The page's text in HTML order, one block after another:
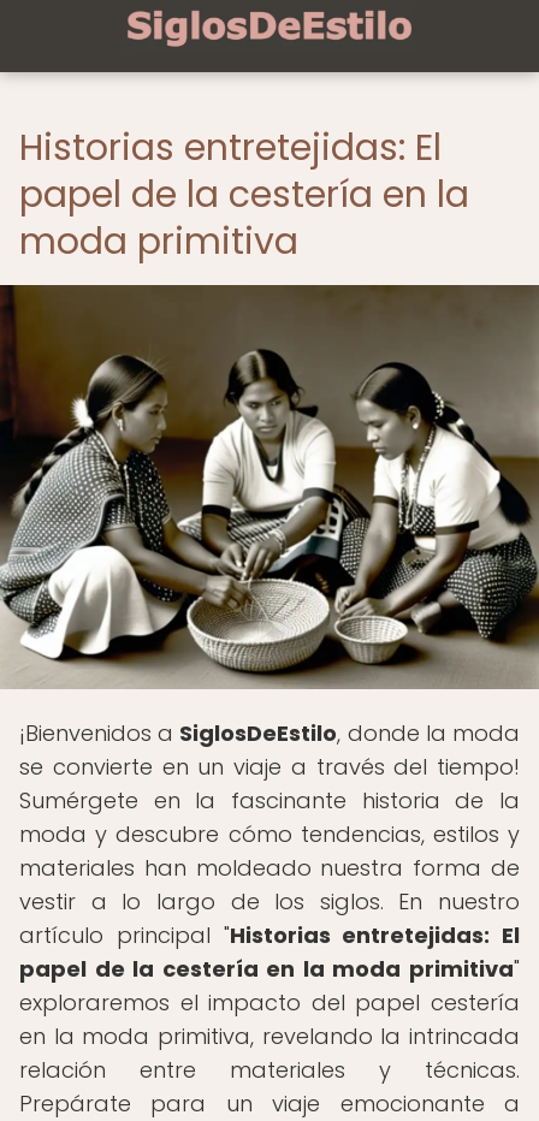
Historias entretejidas: El
papel de la cestería en la
moda primitiva
¡Bienvenidos a SiglosDeEstilo, donde la moda
se convierte en un viaje a través del tiempo!
Sumérgete en la fascinante historia de la
moda y descubre cómo tendencias, estilos y
materiales han moldeado nuestra forma de
vestir a lo largo de los siglos. En nuestro
artículo principal "Historias entretejidas: El
papel de la cestería en la moda primitiva"
exploraremos el impacto del papel cestería
en la moda primitiva, revelando la intrincada
relación entre materiales y técnicas.
Prepárate para un viaje emocionante a